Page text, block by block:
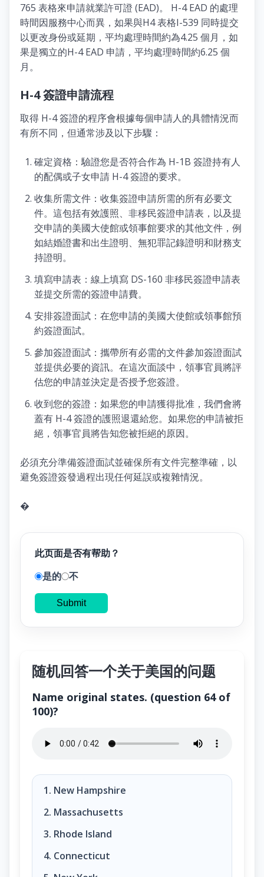
765 表格來申請就業許可證 (EAD)。 H-4 EAD 的處理
時間因服務中心而異，如果與H4 表格I-539 同時提交
以更改身份或延期，平均處理時間約為4.25 個月，如
果是獨立的H-4 EAD 申請，平均處理時間約6.25 個
月。
H-4 簽證申請流程
取得 H-4 簽證的程序會根據每個申請人的具體情況而
有所不同，但通常涉及以下步驟：
確定資格：驗證您是否符合作為 H-1B 簽證持有人
的配偶或子女申請 H-4 簽證的要求。
收集所需文件：收集簽證申請所需的所有必要文
件。這包括有效護照、非移民簽證申請表，以及提
交申請的美國大使館或領事館要求的其他文件，例
如結婚證書和出生證明、無犯罪記錄證明和財務支
持證明。
填寫申請表：線上填寫 DS-160 非移民簽證申請表
並提交所需的簽證申請費。
安排簽證面試：在您申請的美國大使館或領事館預
約簽證面試。
參加簽證面試：攜帶所有必需的文件參加簽證面試
並提供必要的資訊。在這次面談中，領事官員將評
估您的申請並決定是否授予您簽證。
收到您的簽證：如果您的申請獲得批准，我們會將
蓋有 H-4 簽證的護照退還給您。如果您的申請被拒
絕，領事官員將告知您被拒絕的原因。
必須充分準備簽證面試並確保所有文件完整準確，以
避免簽證簽發過程出現任何延誤或複雜情況。
�
此页面是否有帮助？
是的 不
Submit
随机回答一个关于美国的问题
Name original states. (question 64 of
100)?
New Hampshire
Massachusetts
Rhode Island
Connecticut